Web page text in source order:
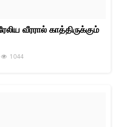
வீரரால் காத்திருக்கும்
1044